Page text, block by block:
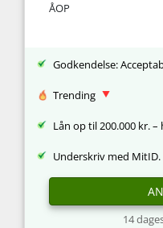
ÅOP
Godkendelse:
Trending
Lån op til 200.000 kr.
Underskriv med MitID.
14